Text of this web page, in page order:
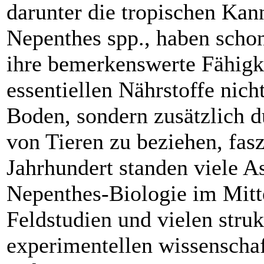
darunter die tropischen
Nepenthes spp., haben
ihre bemerkenswerte
essentiellen Nährstoffe
Boden, sondern zusätzlich
von Tieren zu beziehen,
Jahrhundert standen viele
Nepenthes-Biologie im
Feldstudien und vielen
experimentellen